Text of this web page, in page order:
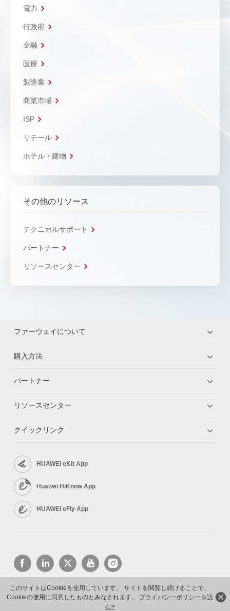
このサイトはCookieを使用しています。 サイトを閲覧し続けることで、
Cookieの使用に同意したものとみなされます。 プライバシーポリシーを読
む>
電力
行政府
金融
医療
製造業
商業市場
ISP
リテール
ホテル・建物
その他のリソース
テクニカルサポート
パートナー
リソースセンター
ファーウェイについて
購入方法
パートナー
リソースセンター
クイックリンク
HUAWEI eKit App
Huawei HiKnow App
HUAWEI eFly App
Copyright © 2026 Huawei Technologies Co., Ltd. All rights reserved.
プライバシーポリシー